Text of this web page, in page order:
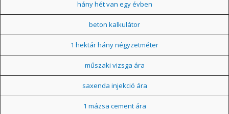
hány hét van egy évben
beton kalkulátor
1 hektár hány négyzetméter
műszaki vizsga ára
saxenda injekció ára
1 mázsa cement ára